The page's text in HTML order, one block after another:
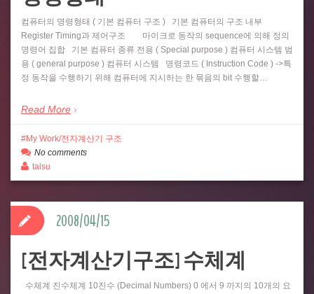
컴퓨터의 명령형태 ( 기본 컴퓨터 구조 ) 기본 컴퓨터의 구조 내부
Register Timing과 제어구조 마이크로 동작의 sequence에 의해 정의
명령어 집합 기본 컴퓨터 종류 전용 ( Special purpose ) 컴퓨터 시스템 범
용 ( general purpose ) 컴퓨터 시스템 명령코드 ( Instruction Code ) ->특
정 동작을 수행하기 위해 컴퓨터에 지시하는 한 묶음의 bit 수행할…
Read More
My Work/전자계산기 구조
No comments
talsu
[전자계산기구조] 수체계
수체계 진수체계 10진수 (Decimal Numbers) 0 에서 9 까지의 10개의 요
2008/04/15